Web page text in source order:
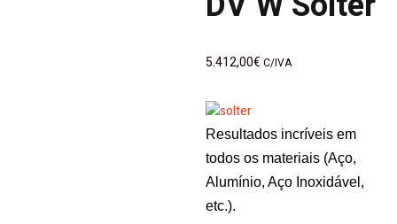
5.412,00€ C/IVA
Resultados incríveis em
todos os materiais (Aço,
Alumínio, Aço Inoxidável,
etc.).